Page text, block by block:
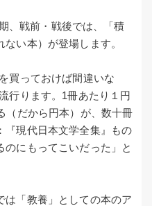
、戦前・戦後では、「積
い本）が登場します。
買っておけば間違いな
行ります。1冊あたり１円
（だから円本）が、数十冊
『現代日本文学全集』もの
のにもってこいだった」と
は「教養」としての本のア